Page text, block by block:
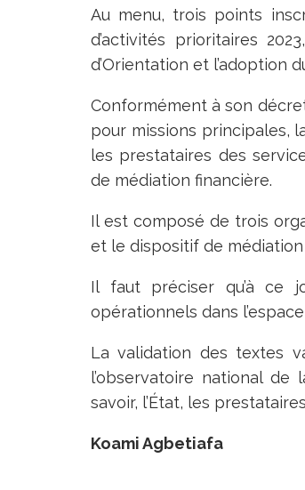
Au menu, trois points
d’activités prioritaires
d’Orientation et l’adoption
Conformément à son décret
pour missions principales,
les prestataires des
de médiation financière.
Il est composé de trois
et le dispositif de médiation
Il faut préciser qu’à ce
opérationnels dans
La validation des textes
l’observatoire national de
savoir, l’État, les
Koami Agbetiafa